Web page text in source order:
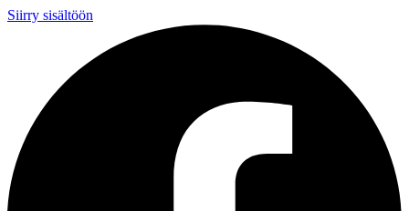
Siirry sisältöön